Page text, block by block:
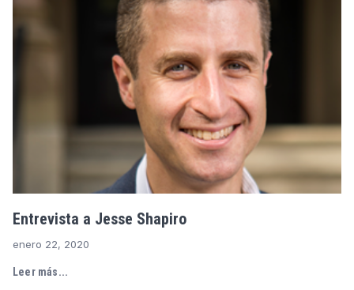
Entrevista a Jesse Shapiro
enero 22, 2020
Leer más...